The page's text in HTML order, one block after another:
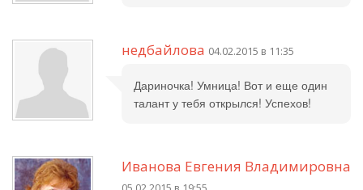
недбайлова 04.02.2015 в 11:35
Дариночка! Умница! Вот и еще один
талант у тебя открылся! Успехов!
Иванова Евгения Владимировна